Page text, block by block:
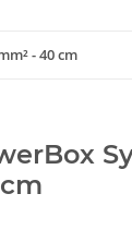
- 40 cm